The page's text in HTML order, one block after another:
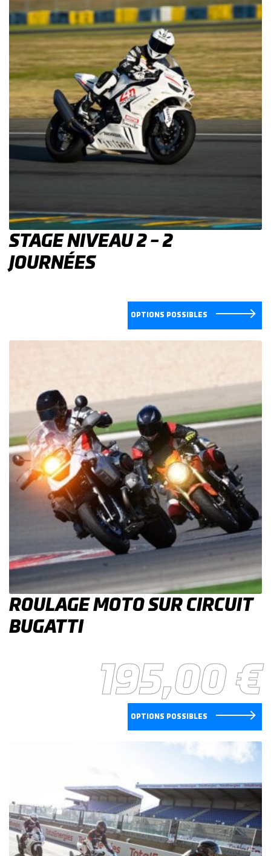
STAGE NIVEAU 2 – 2
JOURNÉES
OPTIONS POSSIBLES
ROULAGE MOTO SUR CIRCUIT
BUGATTI
195,00€
OPTIONS POSSIBLES